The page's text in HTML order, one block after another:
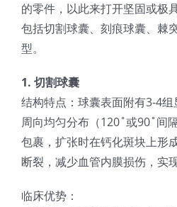
超声波设备
氢能技术科普
锂电技术科普
新闻
联系我们
关于我们
的零件，以此来打开坚固或极
包括切割球囊、刻痕球囊、棘
型。
1. 切割球囊
结构特点：球囊表面附有3-4
周向均匀分布（120˚或90˚间
包裹，扩张时在钙化斑块上形
断裂，减少血管内膜损伤，实
临床优势：